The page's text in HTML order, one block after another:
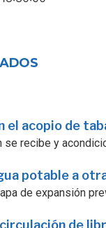
el acopio de
se recibe y
potable a
de expansión
de